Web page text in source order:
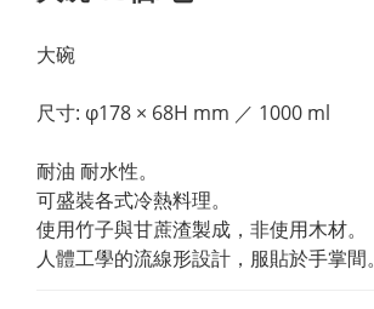
大碗
尺寸: φ178 × 68H mm ／ 1000 ml
耐油 耐水性。
可盛裝各式冷熱料理。
使用竹子與甘蔗渣製成，非使用木材。
人體工學的流線形設計，服貼於手掌間。